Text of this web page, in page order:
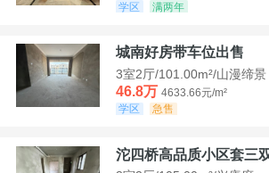
学区
满两年
城南好房带车位出售
3室2厅/101.00m²/山漫缔景
46.8万 4633.66元/m²
学区
急售
沱四桥高品质小区套三